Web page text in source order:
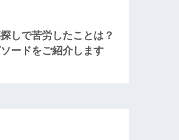
しで苦労したことは？
ードをご紹介します